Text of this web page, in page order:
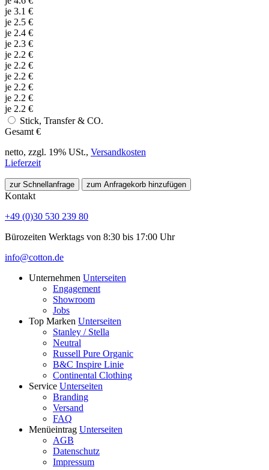
je 3.1 €
je 2.5 €
je 2.4 €
je 2.3 €
je 2.2 €
je 2.2 €
je 2.2 €
je 2.2 €
je 2.2 €
je 2.2 €
Stick, Transfer & CO.
Gesamt €
netto, zzgl. 19% USt., Versandkosten
Lieferzeit
zur Schnellanfrage zum Anfragekorb hinzufügen
Kontakt
+49 (0)30 530 239 80
Bürozeiten Werktags von 8:30 bis 17:00 Uhr
info@cotton.de
Unternehmen Unterseiten
Engagement
Showroom
Jobs
Top Marken Unterseiten
Stanley / Stella
Neutral
Russell Pure Organic
B&C Inspire Linie
Continental Clothing
Service Unterseiten
Branding
Versand
FAQ
Menüeintrag Unterseiten
AGB
Datenschutz
Impressum